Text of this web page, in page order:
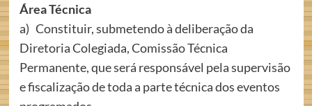
Área Técnica
a) Constituir, submetendo à deliberação da
Diretoria Colegiada, Comissão Técnica
Permanente, que será responsável pela supervisão
e fiscalização de toda a parte técnica dos eventos